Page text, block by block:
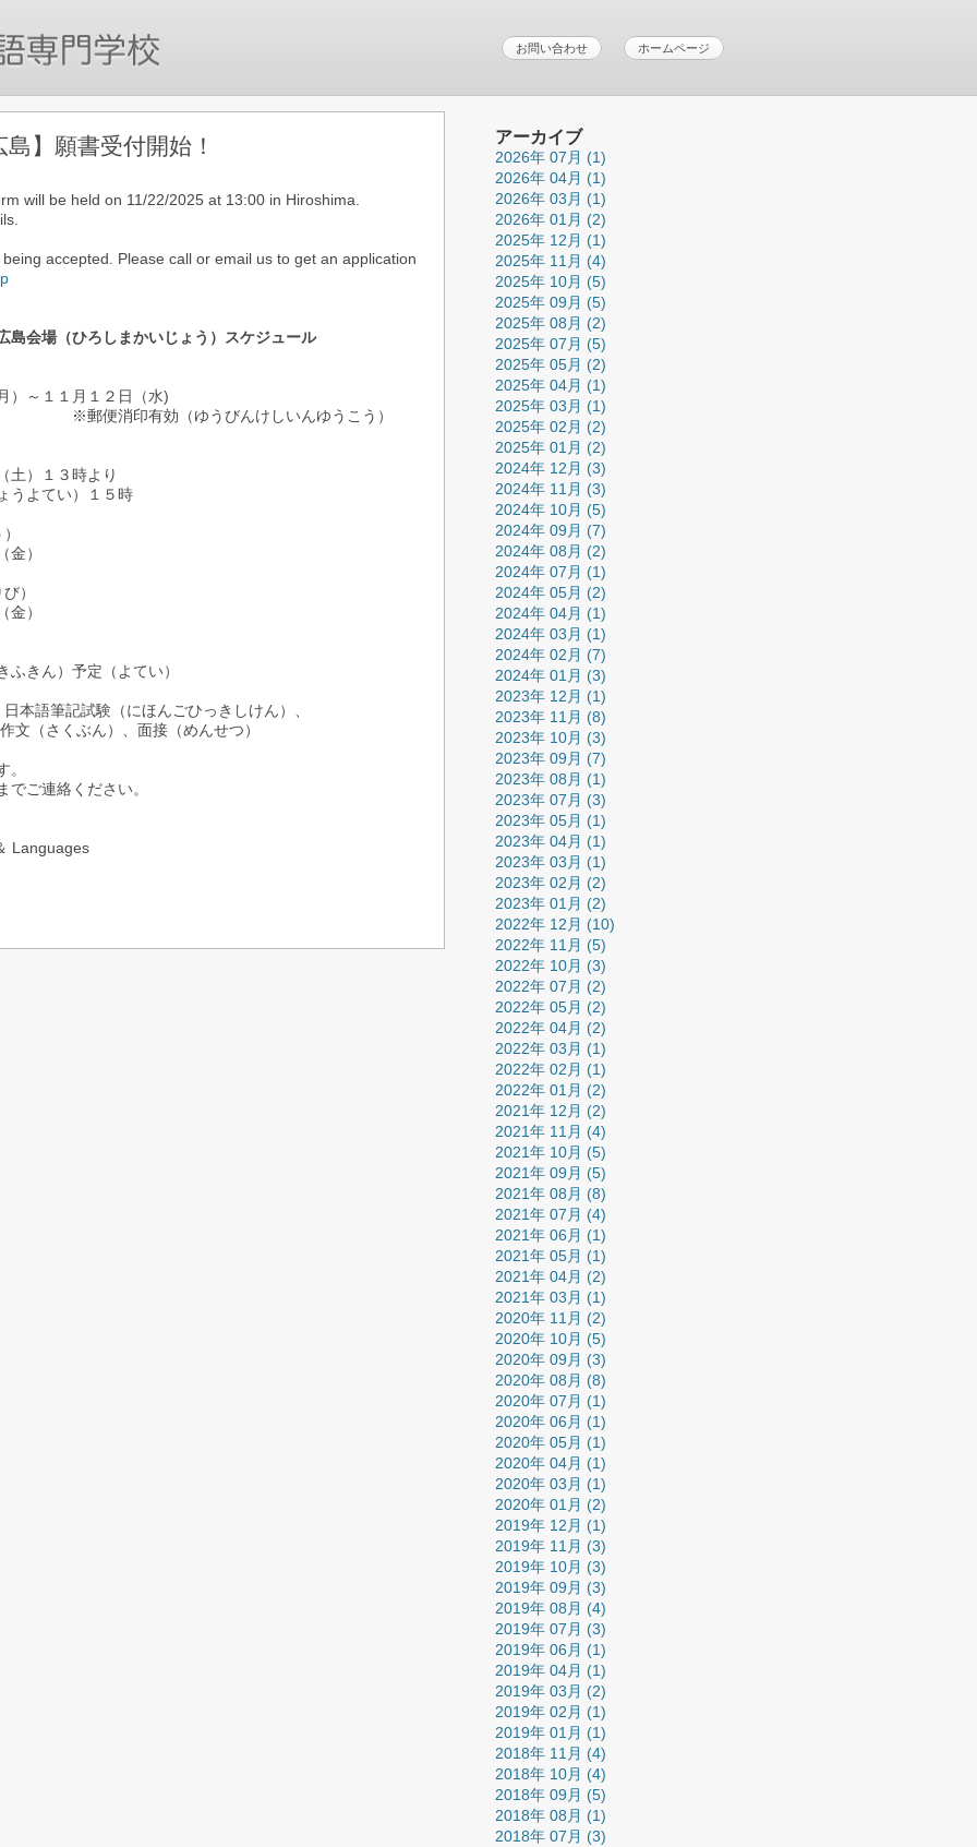
ホームページ
お問い合わせ
アーカイブ
2026年 07月 (1)
2026年 04月 (1)
2026年 03月 (1)
2026年 01月 (2)
2025年 12月 (1)
2025年 11月 (4)
2025年 10月 (5)
2025年 09月 (5)
2025年 08月 (2)
2025年 07月 (5)
2025年 05月 (2)
2025年 04月 (1)
2025年 03月 (1)
2025年 02月 (2)
2025年 01月 (2)
2024年 12月 (3)
2024年 11月 (3)
2024年 10月 (5)
2024年 09月 (7)
2024年 08月 (2)
2024年 07月 (1)
2024年 05月 (2)
2024年 04月 (1)
2024年 03月 (1)
2024年 02月 (7)
2024年 01月 (3)
2023年 12月 (1)
2023年 11月 (8)
2023年 10月 (3)
2023年 09月 (7)
2023年 08月 (1)
2023年 07月 (3)
2023年 05月 (1)
2023年 04月 (1)
2023年 03月 (1)
2023年 02月 (2)
2023年 01月 (2)
2022年 12月 (10)
2022年 11月 (5)
2022年 10月 (3)
2022年 07月 (2)
2022年 05月 (2)
2022年 04月 (2)
2022年 03月 (1)
2022年 02月 (1)
2022年 01月 (2)
2021年 12月 (2)
2021年 11月 (4)
2021年 10月 (5)
2021年 09月 (5)
2021年 08月 (8)
2021年 07月 (4)
2021年 06月 (1)
2021年 05月 (1)
2021年 04月 (2)
2021年 03月 (1)
2020年 11月 (2)
2020年 10月 (5)
2020年 09月 (3)
2020年 08月 (8)
2020年 07月 (1)
2020年 06月 (1)
2020年 05月 (1)
2020年 04月 (1)
2020年 03月 (1)
2020年 01月 (2)
2019年 12月 (1)
2019年 11月 (3)
2019年 10月 (3)
2019年 09月 (3)
2019年 08月 (4)
2019年 07月 (3)
2019年 06月 (1)
2019年 04月 (1)
2019年 03月 (2)
2019年 02月 (1)
2019年 01月 (1)
2018年 11月 (4)
2018年 10月 (4)
2018年 09月 (5)
2018年 08月 (1)
2018年 07月 (3)
】願書受付開始！
will be held on 11/22/2025 at 13:00 in Hiroshima.
accepted. Please call or email us to get an application
会場（ひろしまかいじょう）スケジュール
～１１月１２日（水)
うびんけしいんゆうこう）
）１３時より
てい）１５時
）
）
）
ん）予定（よてい）
本語筆記試験（にほんごひっきしけん）、
面接（めんせつ）
ご連絡ください。
Languages